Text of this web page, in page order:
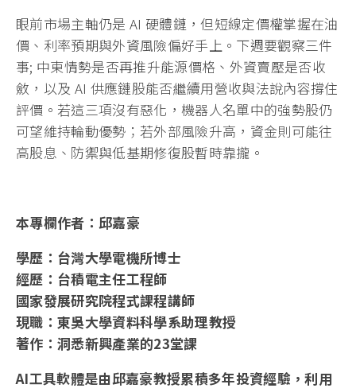
眼前市場主軸仍是 AI 硬體鏈，但短線定價權掌握在油
價、利率預期與外資風險偏好手上。下週要觀察三件
事; 中東情勢是否再推升能源價格、外資賣壓是否收
斂，以及 AI 供應鏈股能否繼續用營收與法說內容撐住
評價。若這三項沒有惡化，機器人名單中的強勢股仍
可望維持輪動優勢；若外部風險升高，資金則可能往
高股息、防禦與低基期修復股暫時靠攏。
本專欄作者：邱嘉豪
學歷：台灣大學電機所博士
經歷：台積電主任工程師
國家發展研究院程式課程講師
現職：東吳大學資料科學系助理教授
著作：洞悉新興產業的23堂課
AI工具軟體是由邱嘉豪教授累積多年投資經驗，利用